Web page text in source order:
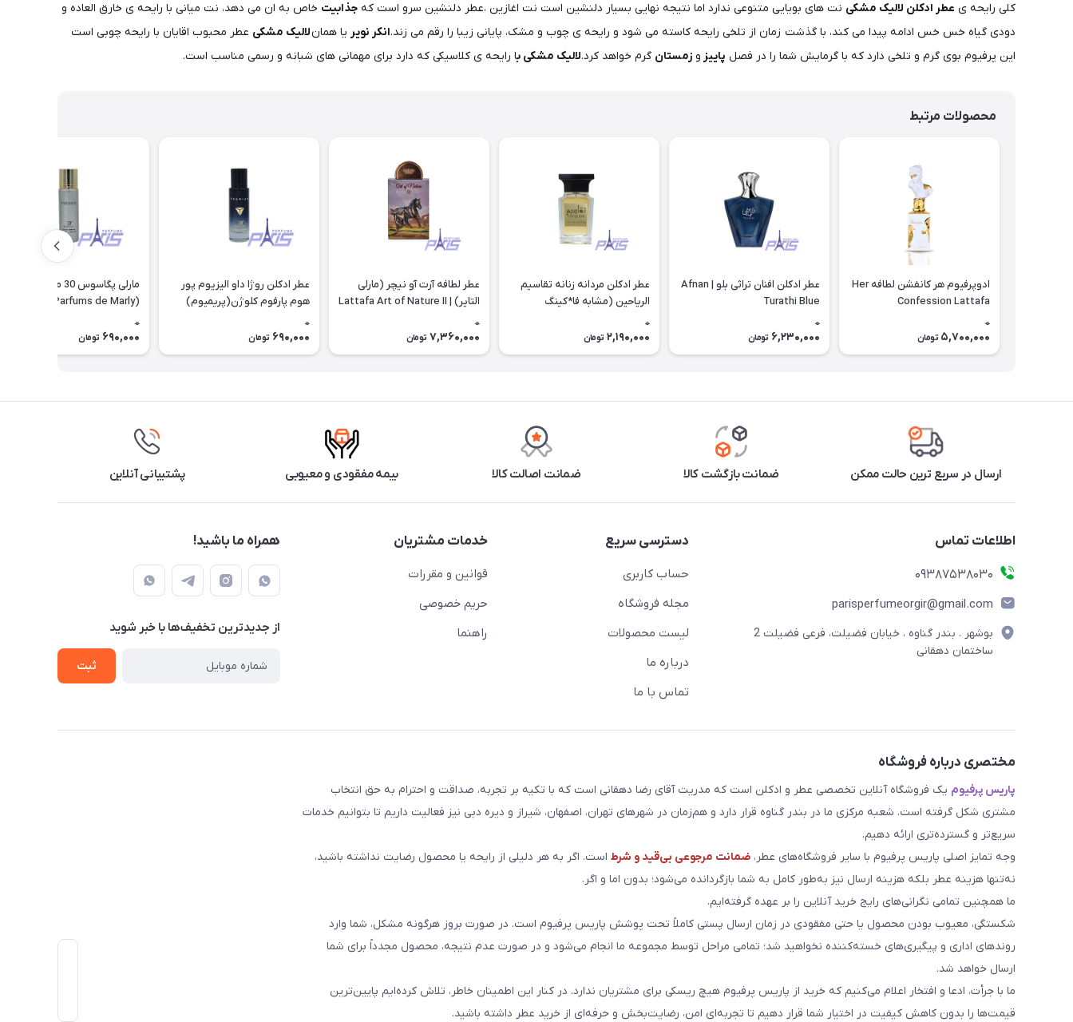
کلی رایحه ی عطر ادکلن لالیک مشکی نت های بویایی متنوعی ندارد اما نتیجه نهایی بسیار دلنشین است نت اغازین ،عطر دلنشین سرو است که جذابیت خاص به ان می دهد، نت میانی با رایحه ی خارق العاده و
دودی گیاه خس خس ادامه پیدا می کند، با گذشت زمان از تلخی رایحه کاسته می شود و رایحه ی چوب و مشک، پایانی زیبا را رقم می زند.انکر نویر یا همانلالیک مشکی عطر محبوب اقایان با رایحه چوبی است
این پرفیوم بوی گرم و تلخی دارد که با گرمایش شما را در فصل پاییز و زمستان گرم خواهد کرد.لالیک مشکی با رایحه ی کلاسیکی که دارد برای مهمانی های شبانه و رسمی مناسب است.
محصولات مرتبط
ادوپرفیوم هر کانفشن لطافه Her
Confession Lattafa
0
5,700,000 تومان
عطر ادکلن افنان تراثی بلو | Afnan
Turathi Blue
0
6,230,000 تومان
عطر ادکلن مردانه زنانه تقاسیم
الریاحین (مشابه فا*کینگ
0
2,190,000 تومان
عطر لطافه آرت آو نیچر (مارلی
التایر) | Lattafa Art of Nature II
0
7,360,000 تومان
عطر ادکلن روژا داو الیزیوم پور
هوم پارفوم کلوژن(پریمیوم)
0
690,000 تومان
مارلی پگاسوس 30 میل روونا
(Rovena) Parfums de Marly
0
690,000 تومان
ارسال در سریع ترین حالت ممکن ضمانت بازگشت کالا ضمانت اصالت کالا بیمه مفقودی و معیوبی پشتیبانی آنلاین
اطلاعات تماس
09387538030
parisperfumeorgir@gmail.com
بوشهر . بندر گناوه ، خیابان فضیلت، فرعی فضیلت 2
ساختمان دهقانی
دسترسی سریع
حساب کاربری
مجله فروشگاه
لیست محصولات
درباره ما
تماس با ما
خدمات مشتریان
قوانین و مقررات
حریم خصوصی
راهنما
همراه ما باشید!
از جدید‌ترین تخفیف‌ها با‌ خبر شوید
ثبت
مختصری درباره فروشگاه
پاریس پرفیوم یک فروشگاه آنلاین تخصصی عطر و ادکلن است که مدریت آقای رضا دهقانی است که با تکیه بر تجربه، صداقت و احترام به حق انتخاب
مشتری شکل گرفته است. شعبه مرکزی ما در بندر گناوه قرار دارد و هم‌زمان در شهرهای تهران، اصفهان، شیراز و دیره دبی نیز فعالیت داریم تا بتوانیم خدمات
سریع‌تر و گسترده‌تری ارائه دهیم.
وجه تمایز اصلی پاریس پرفیوم با سایر فروشگاه‌های عطر، ضمانت مرجوعی بی‌قید و شرط است. اگر به هر دلیلی از رایحه یا محصول رضایت نداشته باشید،
نه‌تنها هزینه عطر بلکه هزینه ارسال نیز به‌طور کامل به شما بازگردانده می‌شود؛ بدون اما و اگر.
ما همچنین تمامی نگرانی‌های رایج خرید آنلاین را بر عهده گرفته‌ایم.
شکستگی، معیوب بودن محصول یا حتی مفقودی در زمان ارسال پستی کاملاً تحت پوشش پاریس پرفیوم است. در صورت بروز هرگونه مشکل، شما وارد
روندهای اداری و پیگیری‌های خسته‌کننده نخواهید شد؛ تمامی مراحل توسط مجموعه ما انجام می‌شود و در صورت عدم نتیجه، محصول مجدداً برای شما
ارسال خواهد شد.
ما با جرأت، ادعا و افتخار اعلام می‌کنیم که خرید از پاریس پرفیوم هیچ ریسکی برای مشتریان ندارد. در کنار این اطمینان خاطر، تلاش کرده‌ایم پایین‌ترین
قیمت‌ها را بدون کاهش کیفیت در اختیار شما قرار دهیم تا تجربه‌ای امن، رضایت‌بخش و حرفه‌ای از خرید عطر داشته باشید.